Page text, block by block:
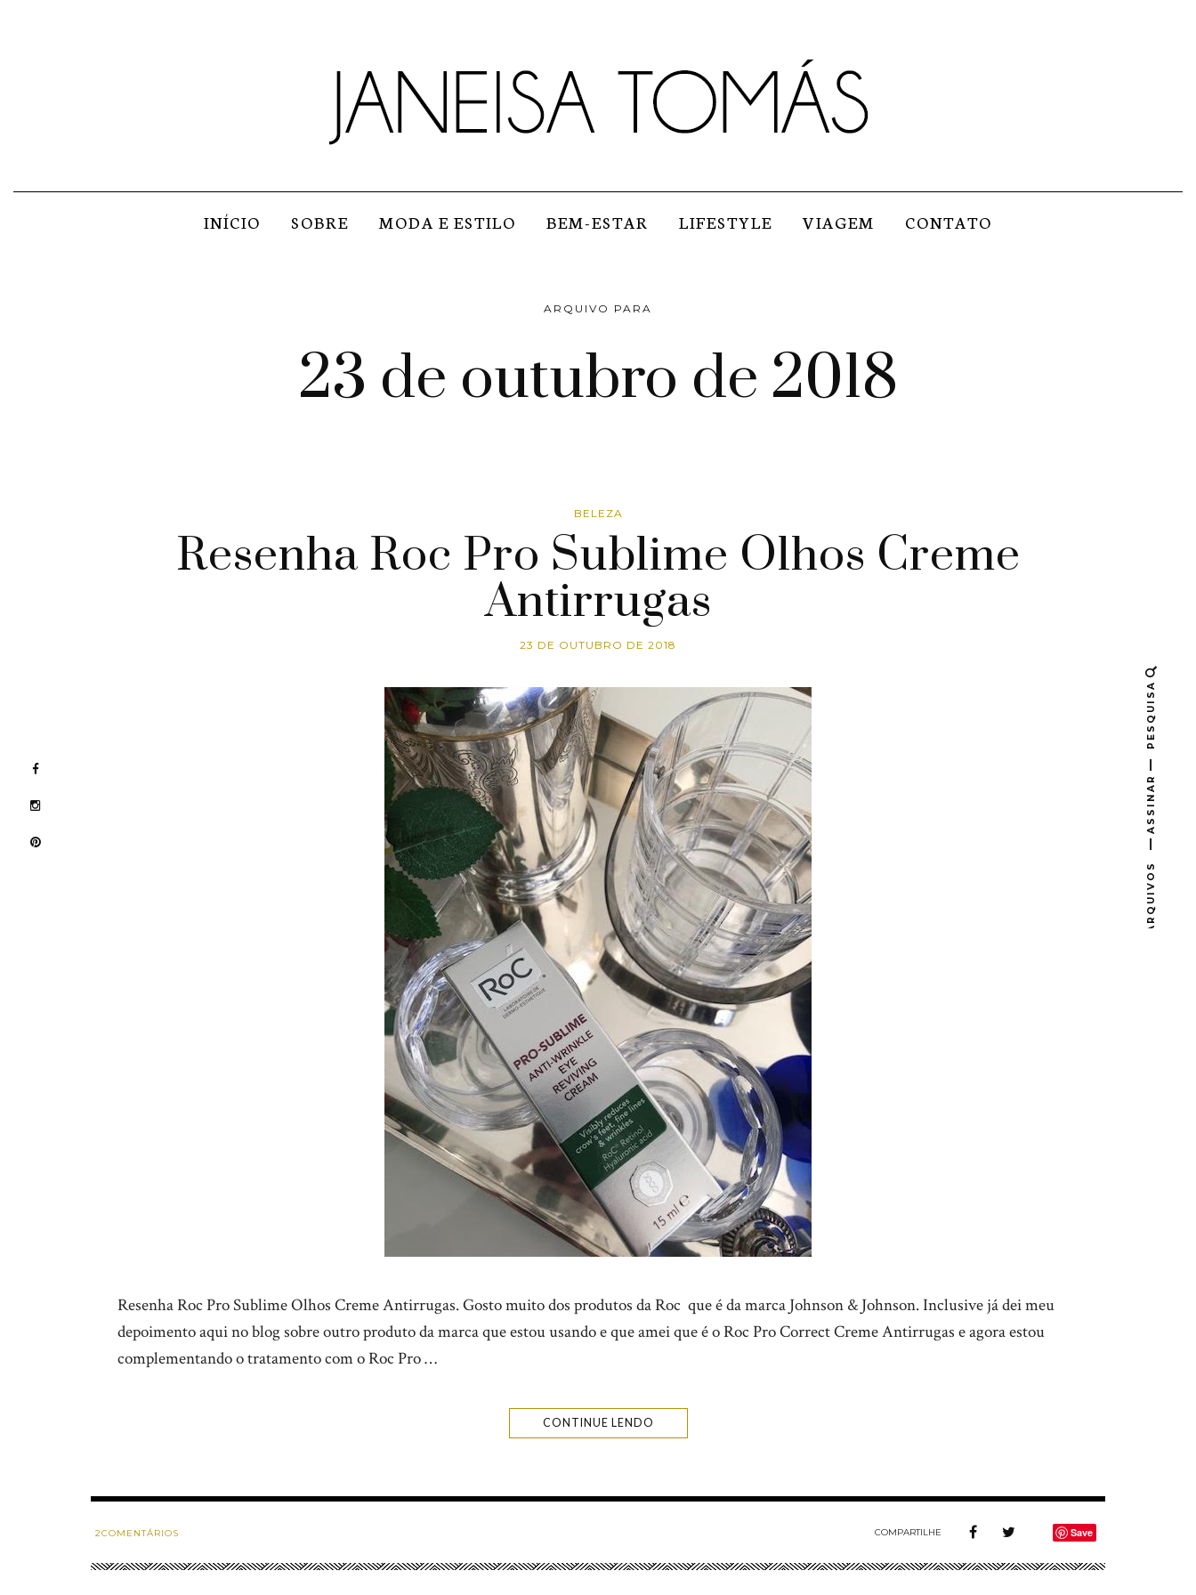
INÍCIO SOBRE MODA E ESTILO BEM-ESTAR LIFESTYLE VIAGEM CONTATO
ARQUIVO PARA
23 de outubro de 2018
BELEZA
Resenha Roc Pro Sublime Olhos Creme
Antirrugas
23 DE OUTUBRO DE 2018
Resenha Roc Pro Sublime Olhos Creme Antirrugas. Gosto muito dos produtos da Roc que é da marca Johnson & Johnson. Inclusive já dei meu
depoimento aqui no blog sobre outro produto da marca que estou usando e que amei que é o Roc Pro Correct Creme Antirrugas e agora estou
complementando o tratamento com o Roc Pro …
CONTINUE LENDO
2COMENTÁRIOS COMPARTILHE Save
PESQUISA
ASSINAR
ARQUIVOS